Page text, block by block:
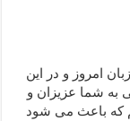
امروز و در این
به شما عزیزان و
ملکوت 786 بیاموزیم که باعث می شود